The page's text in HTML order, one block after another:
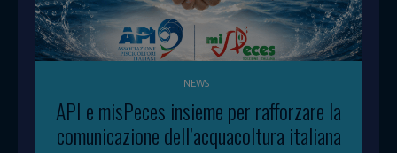
NEWS
API e misPeces insieme per rafforzare la
comunicazione dell’acquacoltura italiana